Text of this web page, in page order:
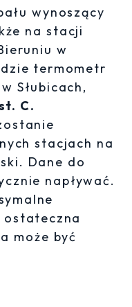
wynoszący
na stacji
w
termometr
Słubicach,
C.
stacjach na
Dane do
napływać.
może być